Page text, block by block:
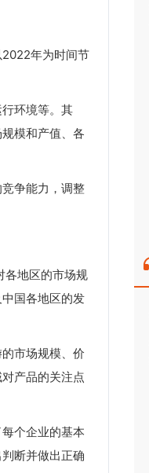
年为时间节
环境等。其
模和产值、各
争能力，调整
各地区的市场规
国各地区的发
市场规模、价
产品的关注点
个企业的基本
断并做出正确